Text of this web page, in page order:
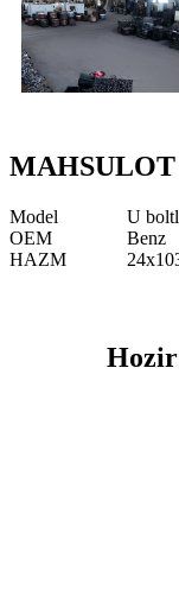
Model
U
OEM
Benz
HAZM